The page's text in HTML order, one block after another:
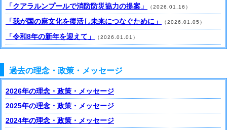
「クアラルンプールで消防防災協力の提案」 （2026.01.16）
「我が国の麻文化を復活し未来につなぐために」 （2026.01.05）
「令和8年の新年を迎えて」 （2026.01.01）
過去の理念・政策・メッセージ
2026年の理念・政策・メッセージ
2025年の理念・政策・メッセージ
2024年の理念・政策・メッセージ